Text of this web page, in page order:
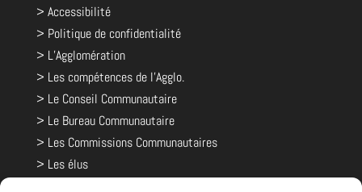
> Accessibilité
> Politique de confidentialité
> L’Agglomération
> Les compétences de l'Agglo.
> Le Conseil Communautaire
> Le Bureau Communautaire
> Les Commissions Communautaires
> Les élus